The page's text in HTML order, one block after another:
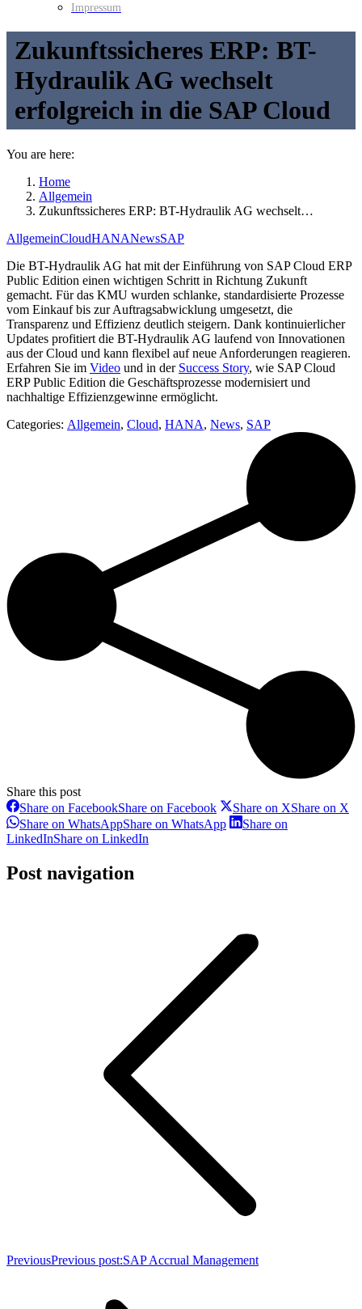
Impressum
Zukunftssicheres ERP: BT-
Hydraulik AG wechselt
erfolgreich in die SAP Cloud
You are here:
Home
Allgemein
Zukunftssicheres ERP: BT-Hydraulik AG wechselt…
AllgemeinCloudHANANewsSAP
Die BT-Hydraulik AG hat mit der Einführung von SAP Cloud ERP
Public Edition einen wichtigen Schritt in Richtung Zukunft
gemacht. Für das KMU wurden schlanke, standardisierte Prozesse
vom Einkauf bis zur Auftragsabwicklung umgesetzt, die
Transparenz und Effizienz deutlich steigern. Dank kontinuierlicher
Updates profitiert die BT-Hydraulik AG laufend von Innovationen
aus der Cloud und kann flexibel auf neue Anforderungen reagieren.
Erfahren Sie im Video und in der Success Story, wie SAP Cloud
ERP Public Edition die Geschäftsprozesse modernisiert und
nachhaltige Effizienzgewinne ermöglicht.
Categories: Allgemein, Cloud, HANA, News, SAP
Share this post
Share on FacebookShare on Facebook Share on XShare on X
Share on WhatsAppShare on WhatsApp
Share on
LinkedInShare on LinkedIn
Post navigation
PreviousPrevious post:SAP Accrual Management